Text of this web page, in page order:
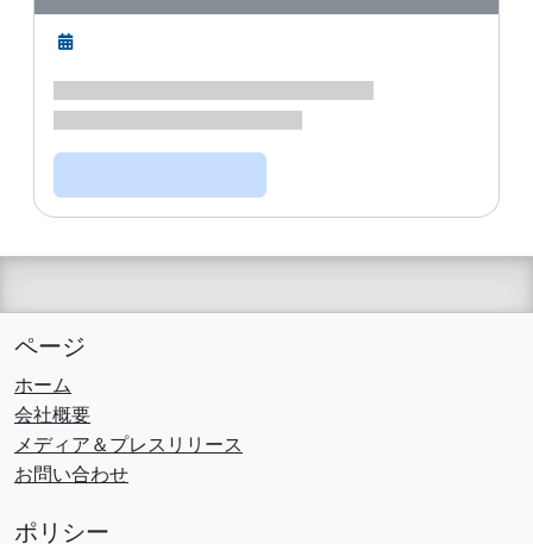
ページ
ホーム
会社概要
メディア＆プレスリリース
お問い合わせ
ポリシー